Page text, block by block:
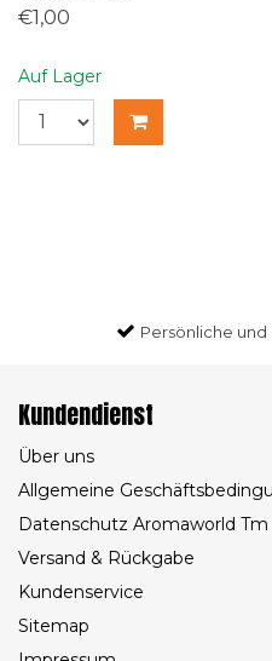
€1,00
Auf Lager
Persönliche
Kundendienst
Über uns
Allgemeine
Datenschutz Aromaworld Tm
Versand & Rückgabe
Kundenservice
Sitemap